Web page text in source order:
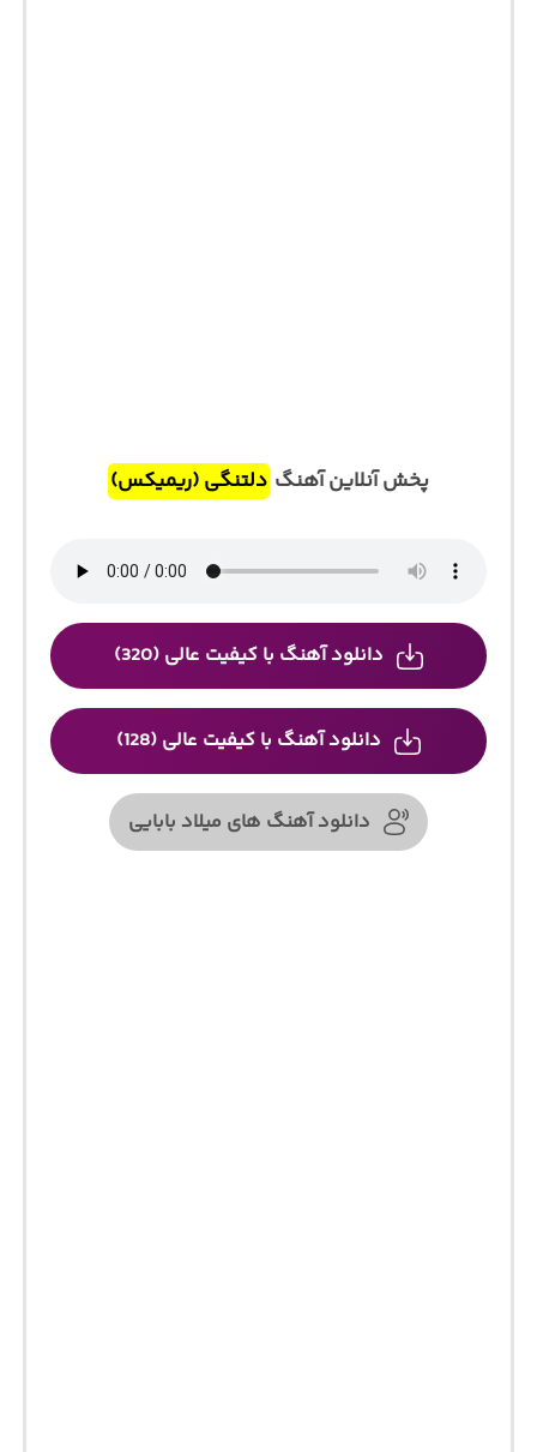
پخش آنلاین آهنگ دلتنگی (ریمیکس)
دانلود آهنگ با کیفیت عالی (320)
دانلود آهنگ با کیفیت عالی (128)
دانلود آهنگ های میلاد بابایی